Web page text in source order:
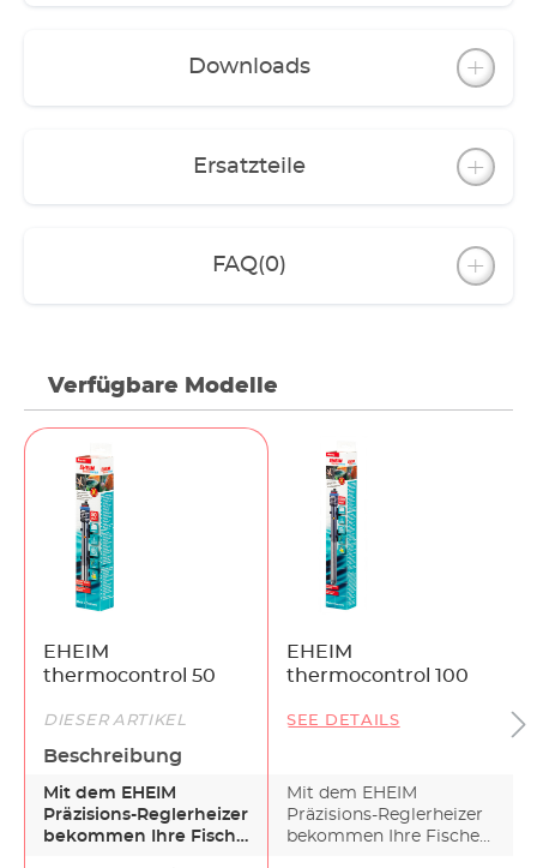
Schrunden und Haarrisse, durch die
ist schlagresistent. Und selbst extreme
Temperaturschwankungen, wie sie evtl. beim
Wasserwechsel auftreten, machen diesem Glas
Downloads
Ersatzteile
FAQ(0)
Verfügbare Modelle
EHEIM
thermocontrol 50
EHEIM
thermocontrol 100
DIESER ARTIKEL SEE DETAILS
Beschreibung
Mit dem EHEIM
Präzisions-Reglerheizer
bekommen Ihre Fische
Mit dem EHEIM
Präzisions-Reglerheizer
bekommen Ihre Fische